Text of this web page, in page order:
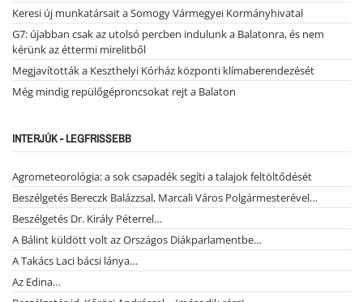
Keresi új munkatársait a Somogy Vármegyei Kormányhivatal
G7: újabban csak az utolsó percben indulunk a Balatonra, és nem
kérünk az éttermi mirelitből
Megjavították a Keszthelyi Kórház központi klímaberendezését
Még mindig repülőgéproncsokat rejt a Balaton
INTERJÚK - LEGFRISSEBB
Agrometeorológia: a sok csapadék segíti a talajok feltöltődését
Beszélgetés Bereczk Balázzsal, Marcali Város Polgármesterével…
Beszélgetés Dr. Király Péterrel…
A Bálint küldött volt az Országos Diákparlamentbe…
A Takács Laci bácsi lánya…
Az Edina…